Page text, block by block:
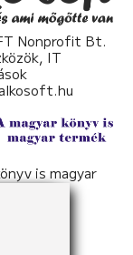
Nonprofit Bt.
IT
alkosoft.hu
is magyar